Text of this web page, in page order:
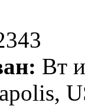
Вт